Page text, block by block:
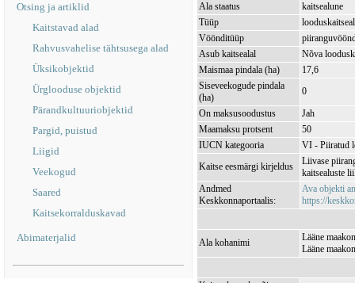
Otsing ja artiklid
Kaitstavad alad
Rahvusvahelise tähtsusega alad
Üksikobjektid
Ürglooduse objektid
Pärandkultuuriobjektid
Pargid, puistud
Liigid
Veekogud
Saared
Kaitsekorralduskavad
Abimaterjalid
Ala staatus
kaitsealune
Tüüp
Vöönditüüp
Asub kaitsealal
Nõva
Maismaa pindala (ha)
17,6
Siseveekogude pindala
(ha)
0
On maksusoodustus
Jah
Maamaksu protsent
50
IUCN kategooria
VI - Piiratud
Kaitse eesmärgi kirjeldus
Liivase
kaitsealuste
Andmed
Keskkonnaportaalis:
Ava objekti
https://
Ala kohanimi
Lääne
Lääne